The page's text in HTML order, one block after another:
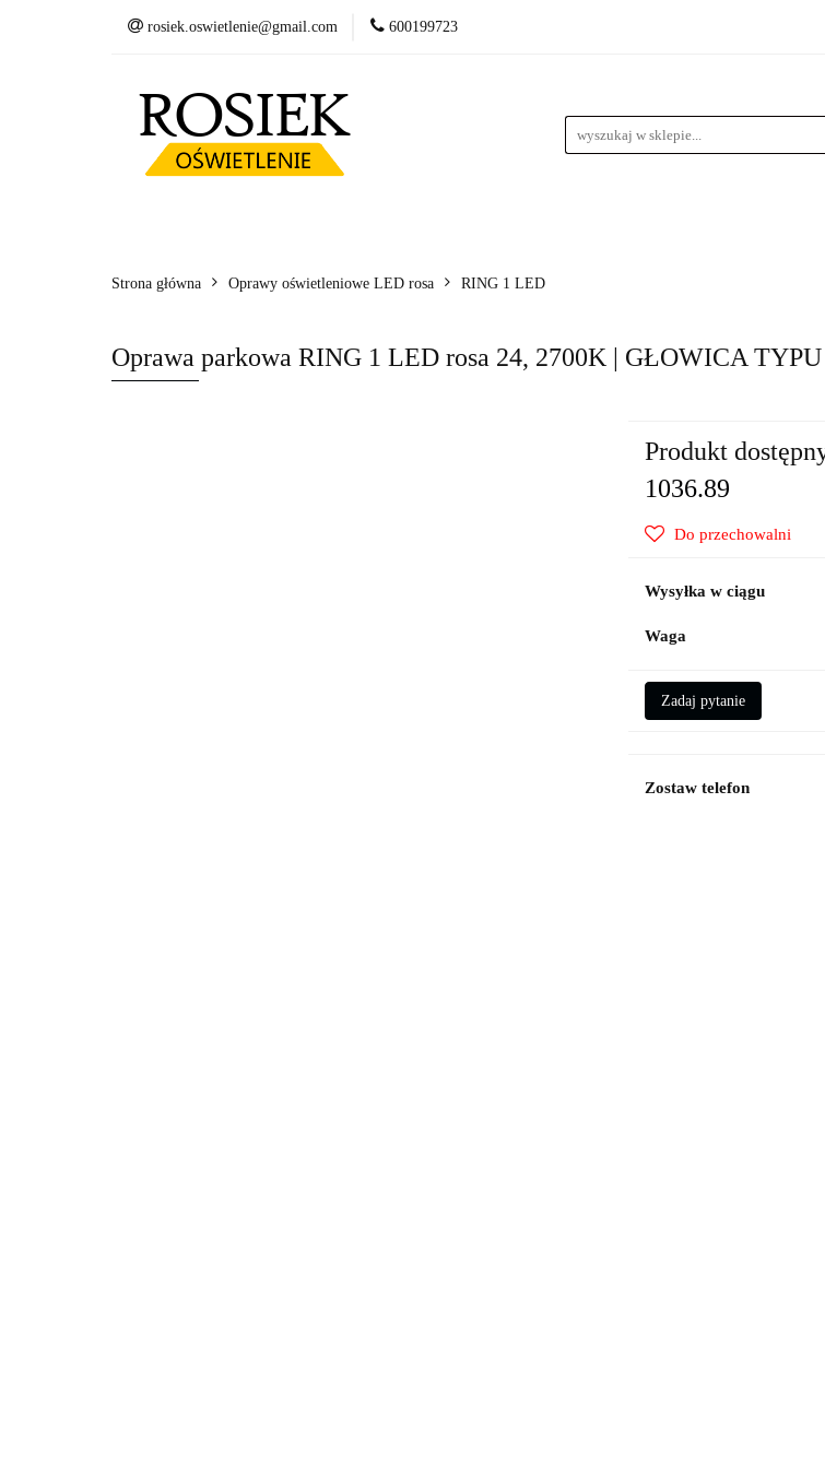
rosiek.oswietlenie@gmail.com 600199723
Kosze zbrojeniowe
Słupy Oprawy LED
Złącza słupowe Kosze zbrojeniowe
Strona główna Oprawy oświetleniowe LED rosa RING 1 LED
Oprawa parkowa RING 1 LED rosa 24, 2700K | GŁOWICA
Produkt
1036.89
Do przechowalni
Wysyłka w ciągu
Waga
Zadaj pytanie
Zostaw telefon